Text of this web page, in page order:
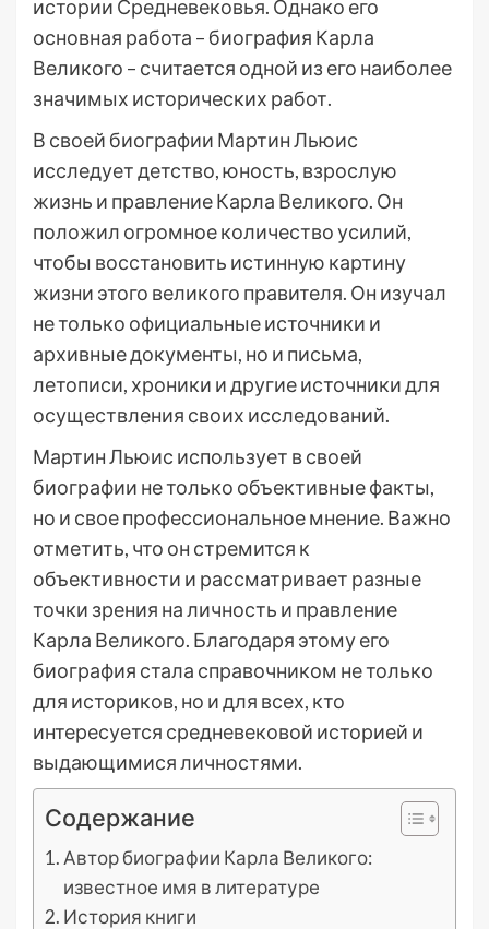
истории Средневековья. Однако его
основная работа – биография Карла
Великого – считается одной из его наиболее
значимых исторических работ.
В своей биографии Мартин Льюис
исследует детство, юность, взрослую
жизнь и правление Карла Великого. Он
положил огромное количество усилий,
чтобы восстановить истинную картину
жизни этого великого правителя. Он изучал
не только официальные источники и
архивные документы, но и письма,
летописи, хроники и другие источники для
осуществления своих исследований.
Мартин Льюис использует в своей
биографии не только объективные факты,
но и свое профессиональное мнение. Важно
отметить, что он стремится к
объективности и рассматривает разные
точки зрения на личность и правление
Карла Великого. Благодаря этому его
биография стала справочником не только
для историков, но и для всех, кто
интересуется средневековой историей и
выдающимися личностями.
Содержание
Автор биографии Карла Великого:
известное имя в литературе
История книги